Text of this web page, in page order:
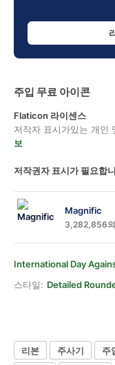
주입 무료 아이콘
Flaticon 라이센스
저작자 표시가있는 개인
보
저작권자 표시가 필요합
Magnific
3,282,856의
International Day
스타일: Detailed
리본 주사기 주